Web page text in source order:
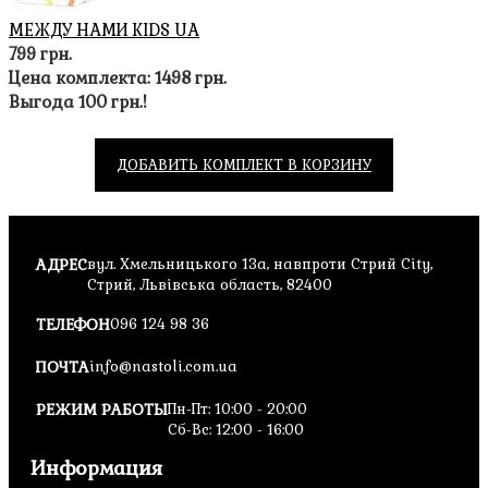
увлекательно-
познавательные
игровые партии с
идеальным
дополнением.
Увлекательный
удивлять
Расширение
птицами с их
описанием и
свойствами,
чудесными
МЕЖДУ НАМИ KIDS UA
799 грн.
Цена комплекта: 1498 грн.
Выгода 100 грн.!
ДОБАВИТЬ КОМПЛЕКТ В КОРЗИНУ
АДРЕСвул. Хмельницького 13а, навпроти Стрий City,
Стрий, Львівська область, 82400
ТЕЛЕФОН096 124 98 36
ПОЧТАinfo@nastoli.com.ua
РЕЖИМ РАБОТЫПн-Пт: 10:00 - 20:00
Сб-Вс: 12:00 - 16:00
Информация